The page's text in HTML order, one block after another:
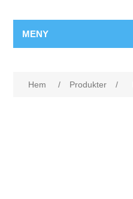
MENY
Hem / Produkter /